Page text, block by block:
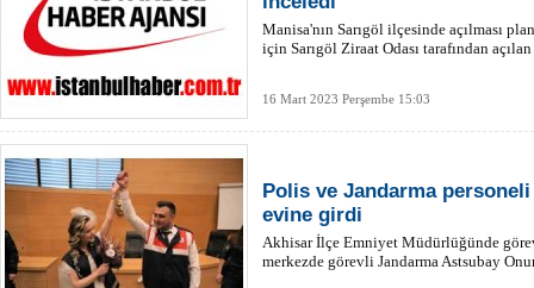
Manisa'nın Sarıgöl ilçesinde açılması
için Sarıgöl Ziraat Odası tarafından
16 Mart 2023 Perşembe 15:03
Polis ve Jandarma
evine girdi
Akhisar İlçe Emniyet Müdürlüğünde
merkezde görevli Jandarma Astsubay